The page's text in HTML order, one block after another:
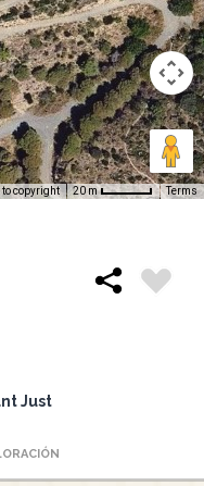
to copyright 20 m Terms
Just